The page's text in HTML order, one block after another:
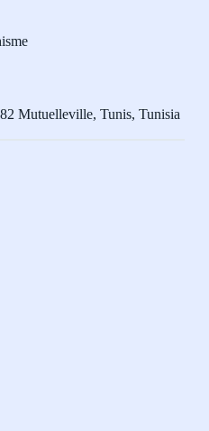
Mutuelleville, Tunis, Tunisia